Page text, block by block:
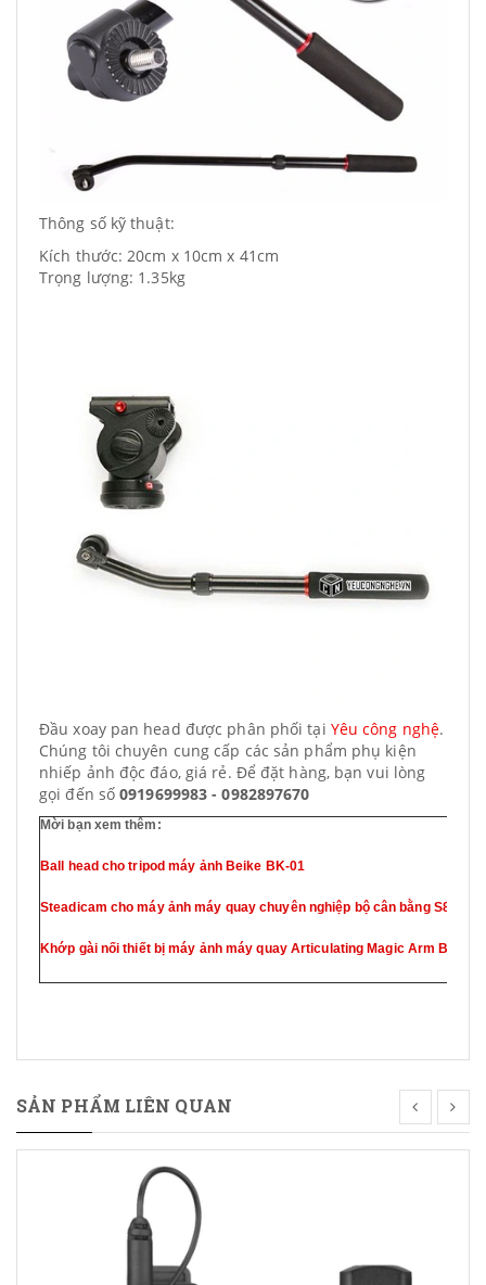
Thông số kỹ thuật:
Kích thước: 20cm x 10cm x 41cm
Trọng lượng: 1.35kg
Đầu xoay pan head được phân phối tại Yêu công nghệ.
Chúng tôi chuyên cung cấp các sản phẩm phụ kiện
nhiếp ảnh độc đáo, giá rẻ. Để đặt hàng, bạn vui lòng
gọi đến số0919699983 - 0982897670
Mời bạn xem thêm:
Ball head cho tripod máy ảnh Beike BK-01
Steadicam cho máy ảnh máy quay chuyên nghiệp bộ cân bằng S80
Khớp gài nối thiết bị máy ảnh máy quay Articulating Magic Arm
SẢN PHẨM LIÊN QUAN